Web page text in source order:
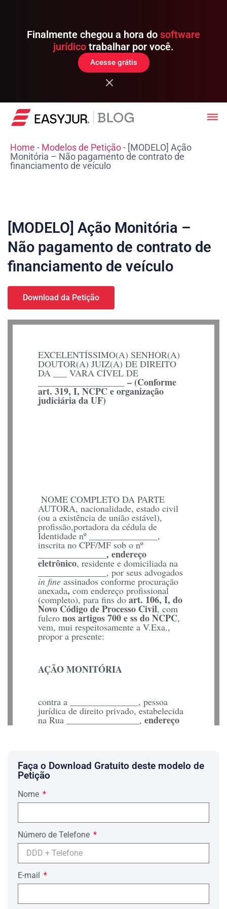
Finalmente chegou a hora do software
jurídico trabalhar por você.
Acesse grátis
Home - Modelos de Petição- [MODELO] Ação
Monitória – Não pagamento de contrato de
financiamento de veículo
[MODELO] Ação Monitória –
Não pagamento de contrato de
financiamento de veículo
Download da Petição
EXCELENTÍSSIMO(A) SENHOR(A)
DOUTOR(A) JUIZ(A) DE DIREITO
DA ___ VARA CÍVEL DE
___________________ – (Conforme
art. 319, I, NCPC e organização
judiciária da UF)
NOME COMPLETO DA PARTE
AUTORA, nacionalidade, estado civil
(ou a existência de união estável),
profissão,portadora da cédula de
Identidade nº ,
inscrita no CPF/MF sob o nº
_______________, endereço
eletrônico, residente e domiciliada na
_______________ , por seus advogados
in fine assinados conforme procuração
anexada, com endereço profissional
(completo), para fins doart. 106, I, do
Novo Código de Processo Civil, com
fulcro nos artigos 700 e ss do NCPC,
vem, mui respeitosamente a V.Exa.,
propor a presente:
AÇÃO MONITÓRIA
contra a _______________, pessoa
jurídica de direito privado, estabelecida
na Rua ________________ , endereço
, inscrita no CPNJ sob o nº
1 –Em razão do não pagamento do
saldo devedor doContrato de
Financiamento para Aquisição de
Veículo – Prefixado sob nº
___________________,emitida
o anexo quadro demonstrativo de débito.
2 –Insistentemente cobrado, o
Requerido nega-se a efetuar o
pagamento e, desejando receber o que
lhe é devido, o Requerente serve-se da
Faça o Download Gratuito deste modelo de
Petição
Nome
Número de Telefone
E-mail